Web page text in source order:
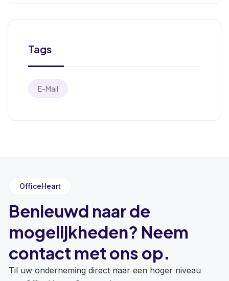
Tags
E-Mail
OfficeHeart
Benieuwd naar de
mogelijkheden? Neem
contact met ons op.
Til uw onderneming direct naar een hoger niveau